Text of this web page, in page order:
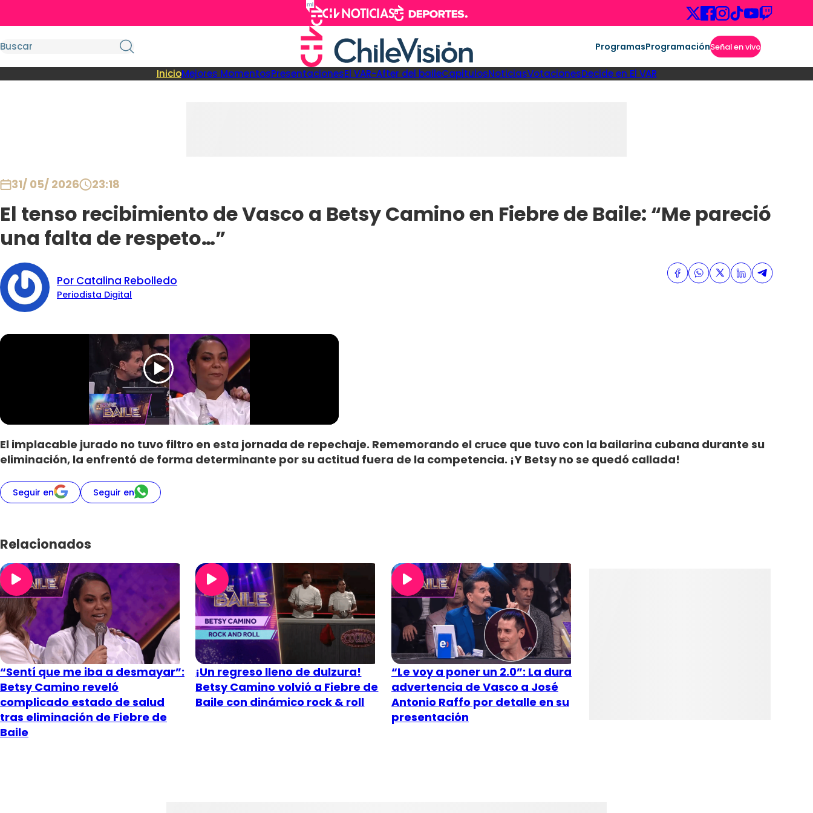
ProgramasProgramaciónSeñal en vivo
InicioMejores MomentosPresentacionesEl VAR-After del baileCapitulosNoticiasVotacionesDecide en El VAR
31/ 05/ 2026 23:18
El tenso recibimiento de Vasco a Betsy Camino en Fiebre de Baile: “Me pareció
una falta de respeto…”
Por Catalina Rebolledo
Periodista Digital
El implacable jurado no tuvo filtro en esta jornada de repechaje. Rememorando el cruce que tuvo con la bailarina cubana durante su
eliminación, la enfrentó de forma determinante por su actitud fuera de la competencia. ¡Y Betsy no se quedó callada!
Seguir en Seguir en
Relacionados
“Sentí que me iba a desmayar”:
Betsy Camino reveló
complicado estado de salud
tras eliminación de Fiebre de
Baile
¡Un regreso lleno de dulzura!
Betsy Camino volvió a Fiebre de
Baile con dinámico rock & roll
“Le voy a poner un 2.0”: La dura
advertencia de Vasco a José
Antonio Raffo por detalle en su
presentación